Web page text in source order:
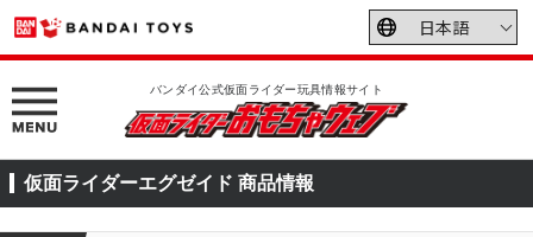
バンダイ公式仮面ライダー玩具情報サイト
仮面ライダーエグゼイド 商品情報